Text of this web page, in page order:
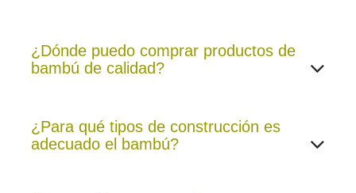
¿Dónde puedo comprar productos de
bambú de calidad?
¿Para qué tipos de construcción es
adecu​ado el bambú?